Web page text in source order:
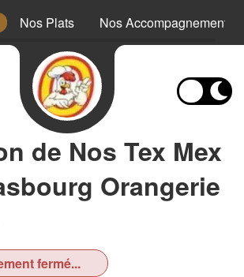
Nos Plats Nos Accompagnements
de Nos Tex Mex
Orangerie
fermé...